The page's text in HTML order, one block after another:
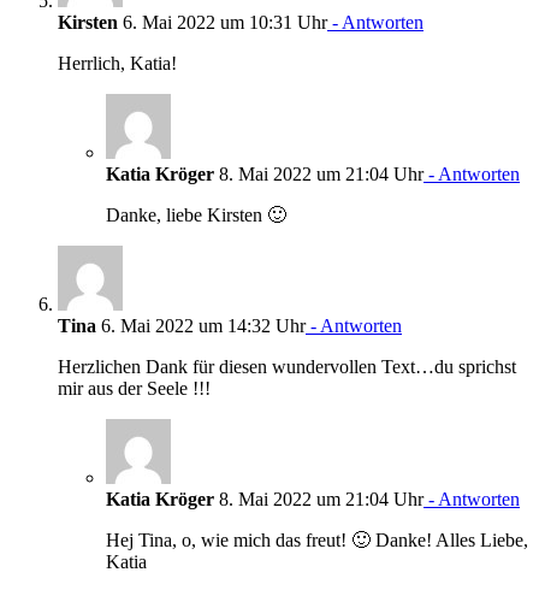
Kirsten 6. Mai 2022 um 10:31 Uhr- Antworten
Herrlich, Katia!
Katia Kröger 8. Mai 2022 um 21:04 Uhr- Antworten
Danke, liebe Kirsten 🙂
Tina 6. Mai 2022 um 14:32 Uhr- Antworten
Herzlichen Dank für diesen wundervollen Text…du sprichst
mir aus der Seele !!!
Katia Kröger 8. Mai 2022 um 21:04 Uhr- Antworten
Hej Tina, o, wie mich das freut! 🙂 Danke! Alles Liebe,
Katia